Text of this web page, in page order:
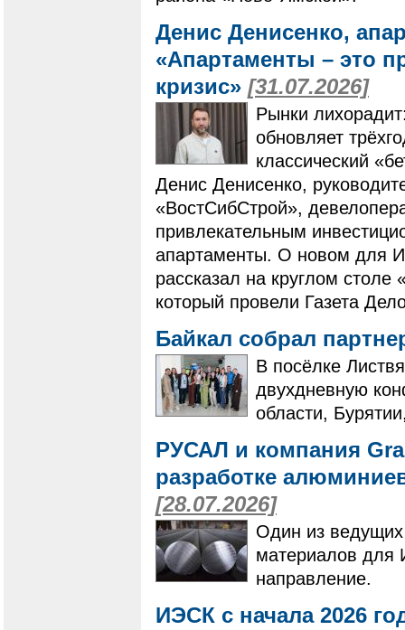
Денис Денисенко,
«Апартаменты – это
кризис» [31.07.2026]
Рынки
обновляет
классический
Денис Денисенко,
«ВостСибСтрой»,
привлекательным
апартаменты. О новом для
рассказал на круглом столе
который провели Газета
Байкал собрал
В посёлке
двухдневную
области,
РУСАЛ и компания
разработке
[28.07.2026]
Один из ведущих
материалов для
направление.
ИЭСК с начала 2026